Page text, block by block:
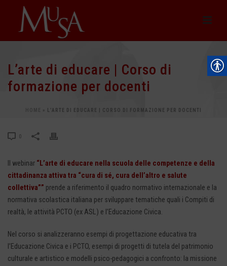
L’arte di educare | Corso di
formazione per docenti
» L’ARTE DI EDUCARE | CORSO DI FORMAZIONE PER DOCENTI
0
Il webinar “L’arte di educare nella scuola delle competenze e della
cittadinanza attiva tra “cura di sé, cura dell’altro e salute
collettiva”” prende a riferimento il quadro normativo internazionale e la
normativa scolastica italiana per sviluppare tematiche quali i Compiti di
realtà, le attività PCTO (ex ASL) e l’Educazione Civica.
Nel corso si analizzeranno esempi di progettazione educativa tra
l’Educazione Civica e i PCTO, esempi di progetti di tutela del patrimonio
culturale e artistico e modelli psico-pedagogici a confronto: la missione